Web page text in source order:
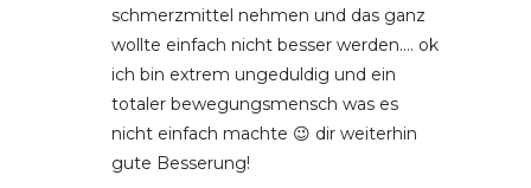
schmerzmittel nehmen und das ganz
wollte einfach nicht besser werden…. ok
ich bin extrem ungeduldig und ein
totaler bewegungsmensch was es
nicht einfach machte 😉 dir weiterhin
gute Besserung!